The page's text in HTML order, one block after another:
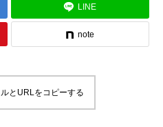
LINE
note
とURLをコピーする